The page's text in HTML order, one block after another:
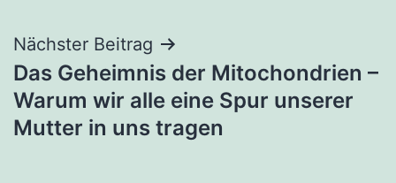
Nächster Beitrag
Das Geheimnis der Mitochondrien –
Warum wir alle eine Spur unserer
Mutter in uns tragen